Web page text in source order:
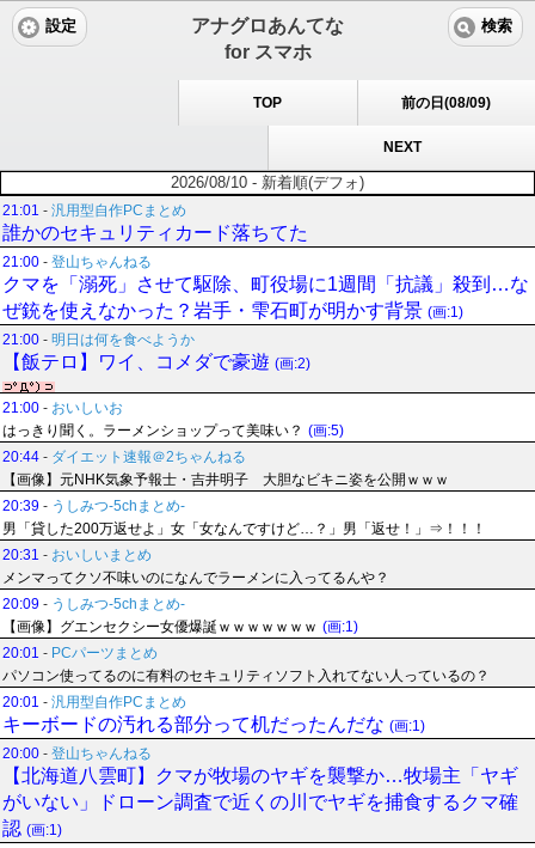
アナグロあんてな
for スマホ
設定 検索
TOP 前の日(08/09)
NEXT
2026/08/10 - 新着順(デフォ)
21:01 - 汎用型自作PCまとめ
誰かのセキュリティカード落ちてた
21:00 - 登山ちゃんねる
クマを「溺死」させて駆除、町役場に1週間「抗議」殺到…な
ぜ銃を使えなかった？岩手・雫石町が明かす背景 (画:1)
21:00 - 明日は何を食べようか
【飯テロ】ワイ、コメダで豪遊 (画:2)
21:00 - おいしいお
はっきり聞く。ラーメンショップって美味い？ (画:5)
20:44 - ダイエット速報＠2ちゃんねる
【画像】元NHK気象予報士・吉井明子 大胆なビキニ姿を公開ｗｗｗ
20:39 - うしみつ-5chまとめ-
男「貸した200万返せよ」女「女なんですけど…？」男「返せ！」⇒！！！
20:31 - おいしいまとめ
メンマってクソ不味いのになんでラーメンに入ってるんや？
20:09 - うしみつ-5chまとめ-
【画像】グエンセクシー女優爆誕ｗｗｗｗｗｗｗ (画:1)
20:01 - PCパーツまとめ
パソコン使ってるのに有料のセキュリティソフト入れてない人っているの？
20:01 - 汎用型自作PCまとめ
キーボードの汚れる部分って机だったんだな (画:1)
20:00 - 登山ちゃんねる
【北海道八雲町】クマが牧場のヤギを襲撃か…牧場主「ヤギ
がいない」ドローン調査で近くの川でヤギを捕食するクマ確
認 (画:1)